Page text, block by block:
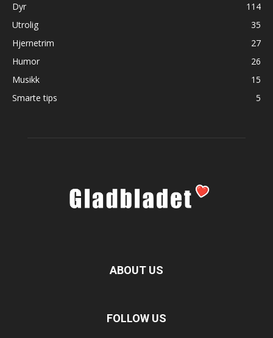
Dyr
114
Utrolig
35
Hjernetrim
27
Humor
26
Musikk
15
Smarte tips
5
ABOUT US
FOLLOW US